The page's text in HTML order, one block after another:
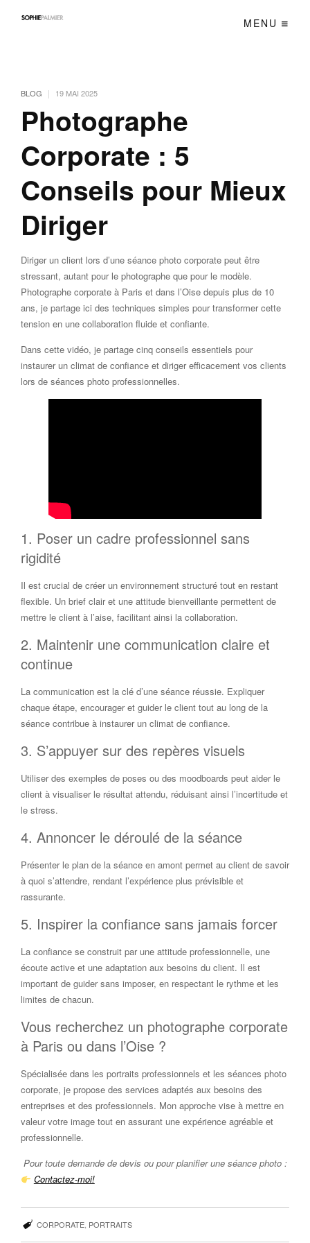
MENU
BLOG | 19 MAI 2025
Photographe
Corporate : 5
Conseils pour Mieux
Diriger
Diriger un client lors d’une séance photo corporate peut être
stressant, autant pour le photographe que pour le modèle.
Photographe corporate à Paris et dans l’Oise depuis plus de 10
ans, je partage ici des techniques simples pour transformer cette
tension en une collaboration fluide et confiante.
Dans cette vidéo, je partage cinq conseils essentiels pour
instaurer un climat de confiance et diriger efficacement vos clients
lors de séances photo professionnelles.
1. Poser un cadre professionnel sans
rigidité
Il est crucial de créer un environnement structuré tout en restant
flexible. Un brief clair et une attitude bienveillante permettent de
mettre le client à l’aise, facilitant ainsi la collaboration.
2. Maintenir une communication claire et
continue
La communication est la clé d’une séance réussie. Expliquer
chaque étape, encourager et guider le client tout au long de la
séance contribue à instaurer un climat de confiance.
3. S’appuyer sur des repères visuels
Utiliser des exemples de poses ou des moodboards peut aider le
client à visualiser le résultat attendu, réduisant ainsi l’incertitude et
le stress.
4. Annoncer le déroulé de la séance
Présenter le plan de la séance en amont permet au client de savoir
à quoi s’attendre, rendant l’expérience plus prévisible et
rassurante.
5. Inspirer la confiance sans jamais forcer
La confiance se construit par une attitude professionnelle, une
écoute active et une adaptation aux besoins du client. Il est
important de guider sans imposer, en respectant le rythme et les
limites de chacun.
Vous recherchez un photographe corporate
à Paris ou dans l’Oise ?
Spécialisée dans les portraits professionnels et les séances photo
corporate, je propose des services adaptés aux besoins des
entreprises et des professionnels. Mon approche vise à mettre en
valeur votre image tout en assurant une expérience agréable et
professionnelle.
Pour toute demande de devis ou pour planifier une séance photo :
Contactez-moi!
CORPORATE, PORTRAITS